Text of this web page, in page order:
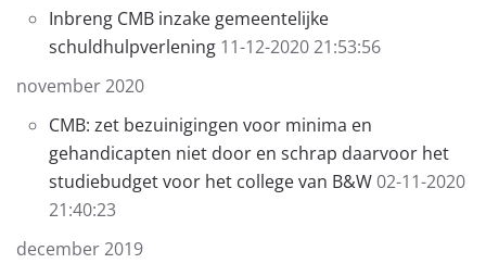
Inbreng CMB inzake gemeentelijke
schuldhulpverlening 11-12-2020 21:53:56
november 2020
CMB: zet bezuinigingen voor minima en
gehandicapten niet door en schrap daarvoor het
studiebudget voor het college van B&W02-11-2020
21:40:23
december 2019